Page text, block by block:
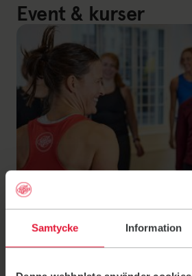
Samtycke Information
Event & kurser
Event